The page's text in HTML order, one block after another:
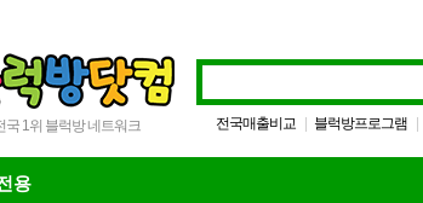
국 1위 블럭방 네트워크 전국매출비교 블럭방프로그램
용